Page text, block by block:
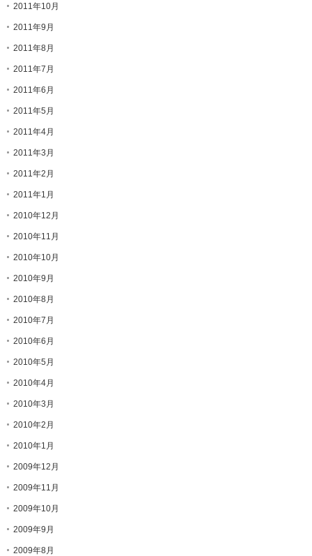
2011年10月
2011年9月
2011年8月
2011年7月
2011年6月
2011年5月
2011年4月
2011年3月
2011年2月
2011年1月
2010年12月
2010年11月
2010年10月
2010年9月
2010年8月
2010年7月
2010年6月
2010年5月
2010年4月
2010年3月
2010年2月
2010年1月
2009年12月
2009年11月
2009年10月
2009年9月
2009年8月